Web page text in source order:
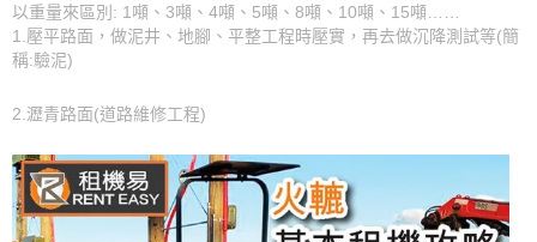
以重量來區別: 1噸、3噸、4噸、5噸、8噸、10噸、15噸……
1.壓平路面，做泥井、地腳、平整工程時壓實，再去做沉降測試等(簡
稱:驗泥)
2.瀝青路面(道路維修工程)